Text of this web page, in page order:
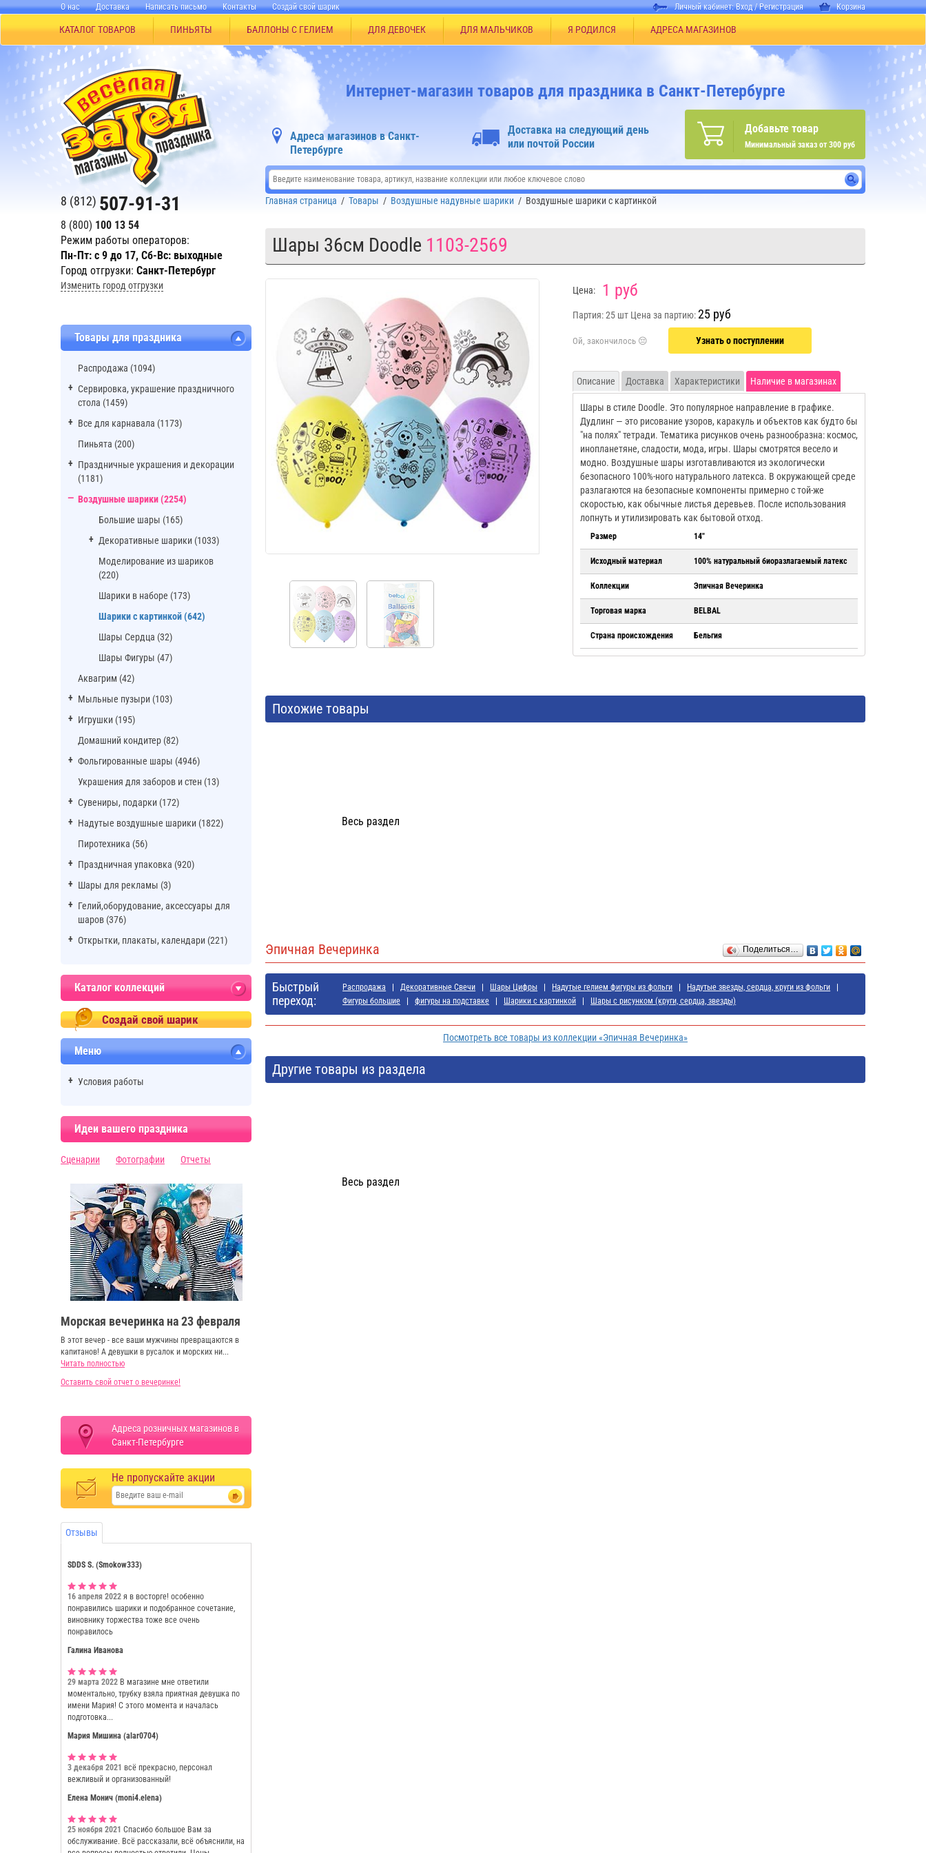
О нас Доставка Написать письмо Контакты Создай свой шарик Личный кабинет:Вход/Регистрация Корзина
КАТАЛОГ ТОВАРОВ ПИНЬЯТЫ БАЛЛОНЫ С ГЕЛИЕМ ДЛЯ ДЕВОЧЕК ДЛЯ МАЛЬЧИКОВ Я РОДИЛСЯ АДРЕСА МАГАЗИНОВ
8 (812) 507-91-31
8 (800) 100 13 54
Режим работы операторов:
Пн-Пт: с 9 до 17, Сб-Вс: выходные
Город отгрузки: Санкт-Петербург
Изменить город отгрузки
Товары для праздника
Распродажа (1094)
Сервировка, украшение праздничного
стола (1459)
Все для карнавала (1173)
Пиньята (200)
Праздничные украшения и декорации
(1181)
Воздушные шарики (2254)
Большие шары (165)
Декоративные шарики (1033)
Моделирование из шариков
(220)
Шарики в наборе (173)
Шарики с картинкой (642)
Шары Сердца (32)
Шары Фигуры (47)
Аквагрим (42)
Мыльные пузыри (103)
Игрушки (195)
Домашний кондитер (82)
Фольгированные шары (4946)
Украшения для заборов и стен (13)
Сувениры, подарки (172)
Надутые воздушные шарики (1822)
Пиротехника (56)
Праздничная упаковка (920)
Шары для рекламы (3)
Гелий,оборудование, аксессуары для
шаров (376)
Открытки, плакаты, календари (221)
Каталог коллекций
Создай свой шарик
Меню
Условия работы
Идеи вашего праздника
Сценарии Фотографии Отчеты
Морская вечеринка на 23 февраля
В этот вечер - все ваши мужчины превращаются в
капитанов! А девушки в русалок и морских ни...
Читать полностью
Оставить свой отчет о вечеринке!
Адреса розничных магазинов в
Санкт-Петербурге
Не пропускайте акции
Отзывы
SDDS S. (Smokow333)
16 апреля 2022 я в восторге! особенно
понравились шарики и подобранное сочетание,
виновнику торжества тоже все очень
понравилось
Галина Иванова
29 марта 2022 В магазине мне ответили
моментально, трубку взяла приятная девушка по
имени Мария! С этого момента и началась
подготовка...
Мария Мишина (alar0704)
3 декабря 2021 всё прекрасно, персонал
вежливый и организованный!
Елена Монич (moni4.elena)
25 ноября 2021 Спасибо большое Вам за
обслуживание. Всё рассказали, всё объяснили, на
Интернет-магазин товаров для праздника в Санкт-Петербурге
Добавьте товар
Минимальный заказ от 300 руб
Адреса магазинов в Санкт-
Петербурге
Доставка на следующий день
или почтой России
Главная страница / Товары / Воздушные надувные шарики / Воздушные шарики с картинкой
Шары 36см Doodle 1103-2569
Цена: 1 руб
Партия: 25 шт Цена за партию:25 руб
Узнать о поступлении
Описание Доставка Характеристики Наличие в магазинах
Шары в стиле Doodle. Это популярное направление в графике.
Дудлинг — это рисование узоров, каракуль и объектов как будто бы
"на полях" тетради. Тематика рисунков очень разнообразна: космос,
инопланетяне, сладости, мода, игры. Шары смотрятся весело и
модно. Воздушные шары изготавливаются из экологически
безопасного 100%-ного натурального латекса. В окружающей среде
разлагаются на безопасные компоненты примерно с той-же
скоростью, как обычные листья деревьев. После использования
лопнуть и утилизировать как бытовой отход.
Размер 14"
Исходный материал 100% натуральный биоразлагаемый латекс
Коллекции Эпичная Вечеринка
Торговая марка BELBAL
Страна происхождения Бельгия
Похожие товары
Весь раздел
Поделиться…
Эпичная Вечеринка
Быстрый
переход:
Распродажа Декоративные Свечи Шары Цифры Надутые гелием фигуры из фольги
Надутые звезды, сердца, круги из фольги
Фигуры большие
фигуры на подставке Шарики с картинкой Шары с рисунком (круги, сердца, звезды)
Посмотреть все товары из коллекции «Эпичная Вечеринка»
Другие товары из раздела
Весь раздел